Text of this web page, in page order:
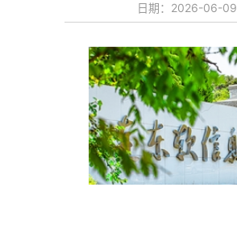
日期：2026-06-